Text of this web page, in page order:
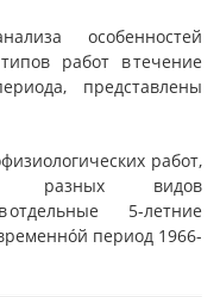
особенностей
работ в течение
представлены
работ,
разных видов
5-летние
период 1966-